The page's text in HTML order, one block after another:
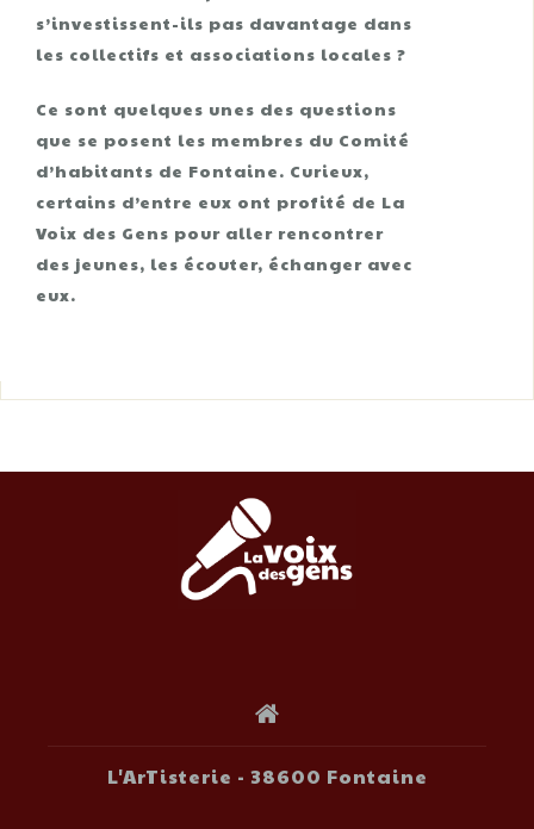
s’investissent-ils pas davantage dans
les collectifs et associations locales ?
Ce sont quelques unes des questions
que se posent les membres du Comité
d’habitants de Fontaine. Curieux,
certains d’entre eux ont profité de La
Voix des Gens pour aller rencontrer
des jeunes, les écouter, échanger avec
eux.
L'ArTisterie - 38600 Fontaine